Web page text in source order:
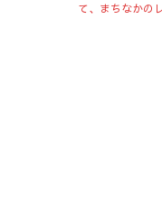
て、まちなかの